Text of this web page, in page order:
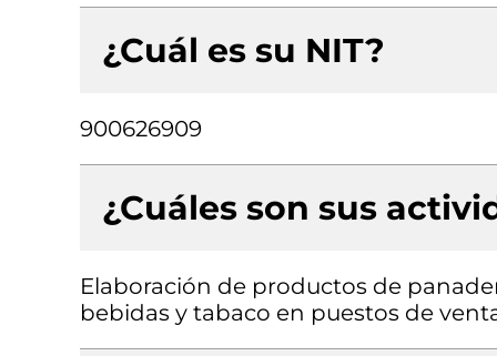
¿Cuál es su NIT?
900626909
¿Cuáles son sus
Elaboración de productos de
bebidas y tabaco en puestos de